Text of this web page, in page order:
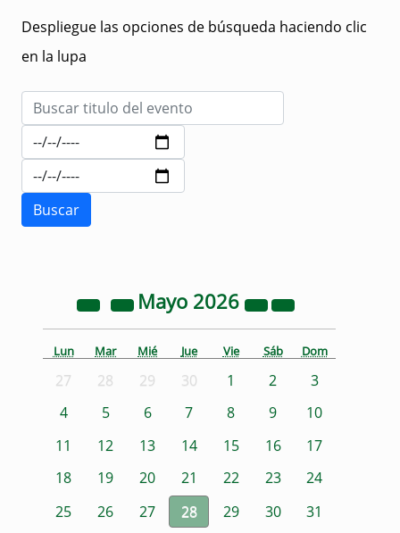
Despliegue las opciones de búsqueda haciendo clic
en la lupa
Mayo 2026
Lun Mar Mié Jue Vie Sáb Dom
27 28 29 30 1 2
3
4
5 6 7 8 9
10
11
12 13 14 15 16
17
18
19 20 21 22 23
24
25
26 27 28 29 30
31